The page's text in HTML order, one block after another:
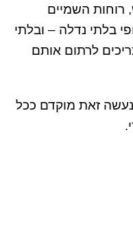
רוחות השמיים
בלתי נדלה – ובלתי
לרתום אותם
זאת מוקדם ככל